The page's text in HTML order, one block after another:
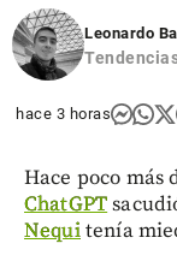
share
Leonardo
hace 3 horas
Hace poco más
ChatGPT
Nequitenía